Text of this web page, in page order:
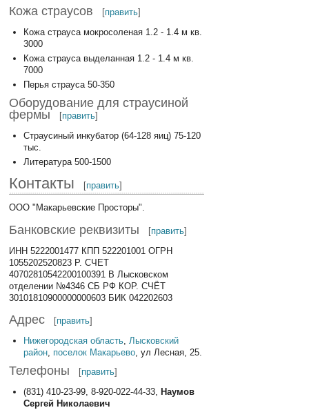
Кожа страусов [править]
Кожа страуса мокросоленая 1.2 - 1.4 м кв.
3000
Кожа страуса выделанная 1.2 - 1.4 м кв.
7000
Перья страуса 50-350
Оборудование для страусиной
фермы
[править]
Страусиный инкубатор (64-128 яиц) 75-120
тыс.
Литература 500-1500
Контакты [править]
ООО "Макарьевские Просторы".
Банковские реквизиты [править]
ИНН 5222001477 КПП 522201001 ОГРН
1055202520823 Р. СЧЕТ
40702810542200100391 В Лысковском
отделении №4346 СБ РФ КОР. СЧЁТ
30101810900000000603 БИК 042202603
Адрес [править]
Нижегородская область, Лысковский
район, поселок Макарьево, ул Лесная, 25.
Телефоны [править]
(831) 410-23-99, 8-920-022-44-33, Наумов
Сергей Николаевич